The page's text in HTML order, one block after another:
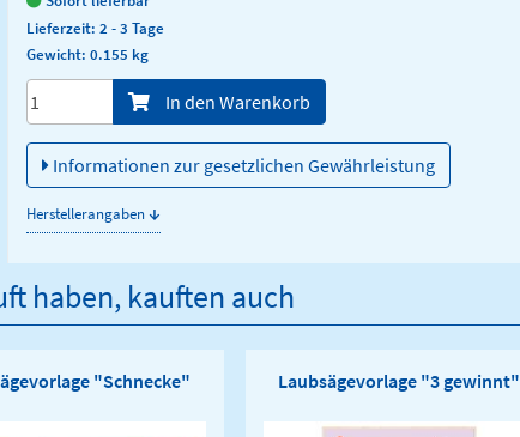
Lieferzeit: 2 - 3 Tage
Gewicht: 0.155 kg
Menge/Pieces In den Warenkorb
Informationen zur gesetzlichen Gewährleistung
Herstellerangaben↓
haben, kauften auch
"Schnecke" Laubsägevorlage "3 gewinnt"